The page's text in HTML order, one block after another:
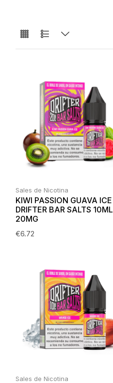
Sales de Nicotina
KIWI PASSION GUAVA ICE
DRIFTER BAR SALTS 10ML
20MG
€6.72
Sales de Nicotina